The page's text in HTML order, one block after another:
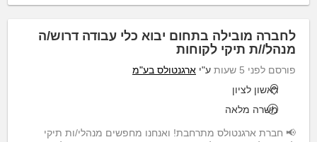
לחברה מובילה בתחום יבוא כלי עבודה דרוש/ה
מנהל//ת תיקי לקוחות
פורסם לפני 5 שעות ע"י ארגנטולס בע"מ
ראשון לציון
משרה מלאה
📢 חברת ארגנטולס מתרחבת! ואנחנו מחפשים מנהלי/ות תיקי